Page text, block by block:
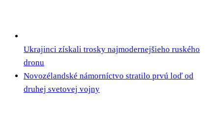
Ukrajinci získali trosky najmodernejšieho ruského
dronu
Novozélandské námorníctvo stratilo prvú loď od
druhej svetovej vojny